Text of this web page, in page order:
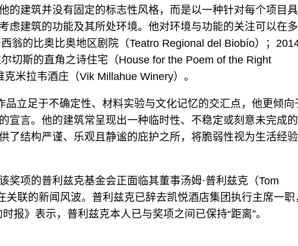
的建筑并没有固定的标志性风格，而是以一种针对每个项目具
虑建筑的功能及其所处环境。他对环境与功能的关注可以在多
翁的比奥比奥地区剧院（Teatro Regional del Biobío）；
切斯的直角之诗住宅（House for the Poem of the Right
米拉韦酒庄（Vik Millahue Winery）。
品立足于不确定性、材料实验与文化记忆的交汇点，他更倾向
宣言。他的建筑常呈现出一种临时性、不稳定或刻意未完成的
结构严谨、乐观且静谧的庇护之所，将脆弱性视为生活经验
奖项的普利兹克基金会正面临其董事汤姆·普利兹克（Tom
联的新闻风波。普利兹克已辞去凯悦酒店集团执行主席一职
报》表示，普利兹克本人已与奖项之间已保持“距离”。